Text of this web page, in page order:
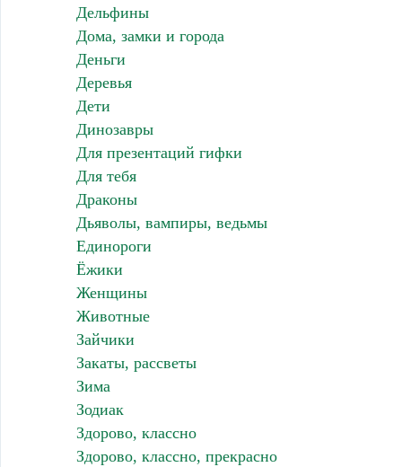
Дельфины
Дома, замки и города
Деньги
Деревья
Дети
Динозавры
Для презентаций гифки
Для тебя
Драконы
Дьяволы, вампиры, ведьмы
Единороги
Ёжики
Женщины
Животные
Зайчики
Закаты, рассветы
Зима
Зодиак
Здорово, классно
Здорово, классно, прекрасно